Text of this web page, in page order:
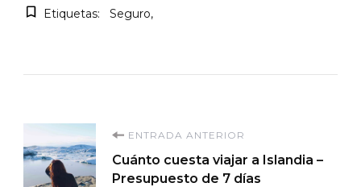
Etiquetas: Seguro
Navegación
ENTRADA ANTERIOR
Cuánto cuesta viajar a Islandia –
Presupuesto de 7 días